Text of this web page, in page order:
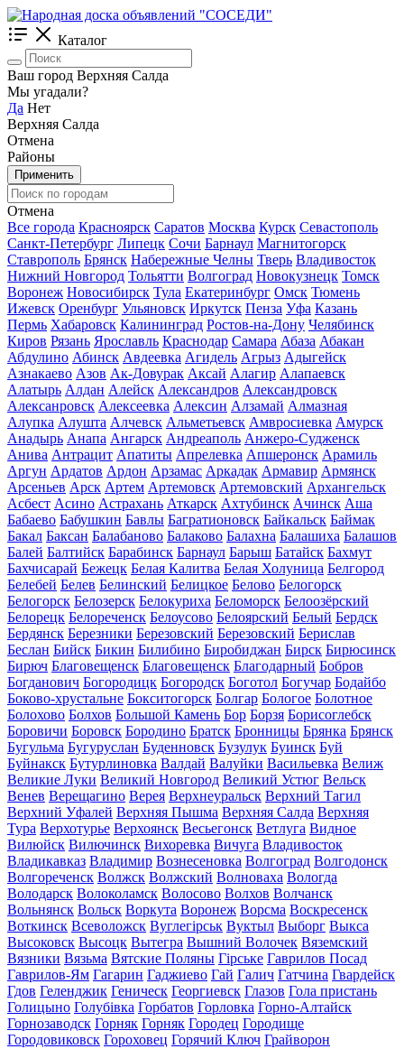
Каталог
Ваш город Верхняя Салда
Мы угадали?
Да Нет
Верхняя Салда
Отмена
Районы
Применить
Отмена
Все города Красноярск Саратов Москва Курск Севастополь
Санкт-Петербург Липецк Сочи Барнаул Магнитогорск
Ставрополь Брянск Набережные Челны Тверь Владивосток
Нижний Новгород Тольятти Волгоград Новокузнецк Томск
Воронеж Новосибирск Тула Екатеринбург Омск Тюмень
Ижевск Оренбург Ульяновск Иркутск Пенза Уфа Казань
Пермь Хабаровск Калининград Ростов-на-Дону Челябинск
Киров Рязань Ярославль Краснодар Самара Абаза Абакан
Абдулино Абинск Авдеевка Агидель Агрыз Адыгейск
Азнакаево Азов Ак-Довурак Аксай Алагир Алапаевск
Алатырь Алдан Алейск Александров Александровск
Алексанровск Алексеевка Алексин Алзамай Алмазная
Алупка Алушта Алчевск Альметьевск Амвросиевка Амурск
Анадырь Анапа Ангарск Андреаполь Анжеро-Судженск
Анива Антрацит Апатиты Апрелевка Апшеронск Арамиль
Аргун Ардатов Ардон Арзамас Аркадак Армавир Армянск
Арсеньев Арск Артем Артемовск Артемовский Архангельск
Асбест Асино Астрахань Аткарск Ахтубинск Ачинск Аша
Бабаево Бабушкин Бавлы Багратионовск Байкальск Баймак
Бакал Баксан Балабаново Балаково Балахна Балашиха Балашов
Балей Балтийск Барабинск Барнаул Барыш Батайск Бахмут
Бахчисарай Бежецк Белая Калитва Белая Холуница Белгород
Белебей Белев Белинский Белицкое Белово Белогорск
Белогорск Белозерск Белокуриха Беломорск Белоозёрский
Белорецк Белореченск Белоусово Белоярский Белый Бердск
Бердянск Березники Березовский Березовский Берислав
Беслан Бийск Бикин Билибино Биробиджан Бирск Бирюсинск
Бирюч Благовещенск Благовещенск Благодарный Бобров
Богданович Богородицк Богородск Боготол Богучар Бодайбо
Боково-хрустальне Бокситогорск Болгар Бологое Болотное
Болохово Болхов Большой Камень Бор Борзя Борисоглебск
Боровичи Боровск Бородино Братск Бронницы Брянка Брянск
Бугульма Бугуруслан Буденновск Бузулук Буинск Буй
Буйнакск Бутурлиновка Валдай Валуйки Васильевка Велиж
Великие Луки Великий Новгород Великий Устюг Вельск
Венев Верещагино Верея Верхнеуральск Верхний Тагил
Верхний Уфалей Верхняя Пышма Верхняя Салда Верхняя
Тура Верхотурье Верхоянск Весьегонск Ветлуга Видное
Вилюйск Вилючинск Вихоревка Вичуга Владивосток
Владикавказ Владимир Вознесеновка Волгоград Волгодонск
Волгореченск Волжск Волжский Волноваха Вологда
Володарск Волоколамск Волосово Волхов Волчанск
Вольнянск Вольск Воркута Воронеж Ворсма Воскресенск
Воткинск Всеволожск Вуглегірськ Вуктыл Выборг Выкса
Высоковск Высоцк Вытегра Вышний Волочек Вяземский
Вязники Вязьма Вятские Поляны Гірське Гаврилов Посад
Гаврилов-Ям Гагарин Гаджиево Гай Галич Гатчина Гвардейск
Гдов Геленджик Геническ Георгиевск Глазов Гола пристань
Голицыно Голубівка Горбатов Горловка Горно-Алтайск
Горнозаводск Горняк Горняк Городец Городище
Городовиковск Гороховец Горячий Ключ Грайворон